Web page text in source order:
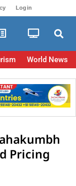
Login
World News
Pricing